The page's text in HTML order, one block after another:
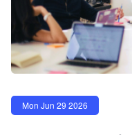
Mon Jun 29 2026